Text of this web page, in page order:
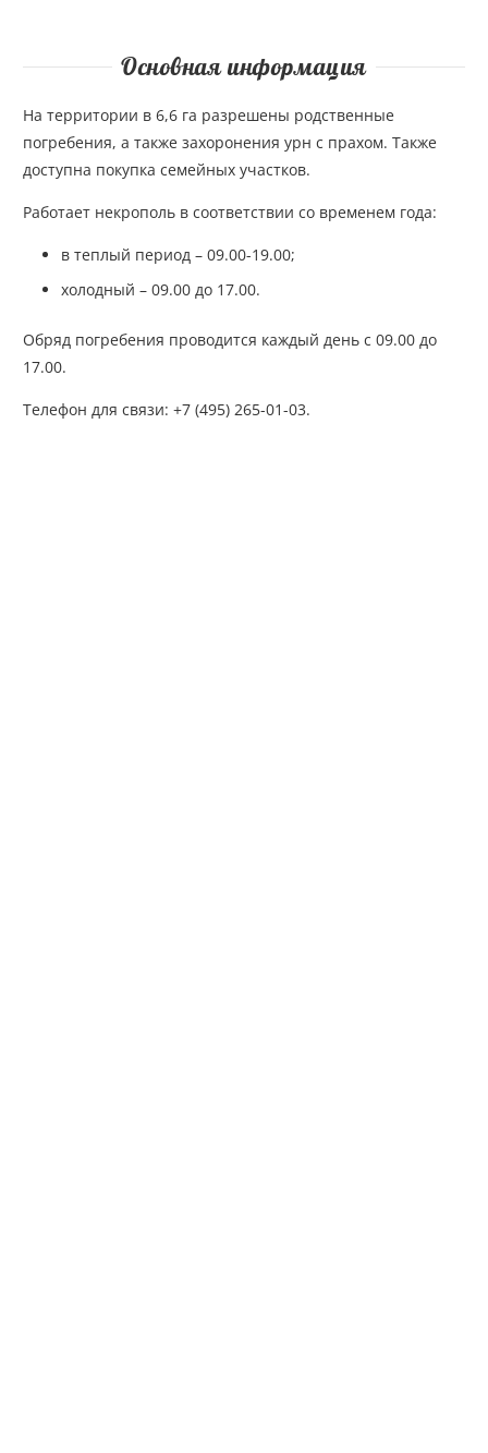
Основная информация
На территории в 6,6 га разрешены родственные
погребения, а также захоронения урн с прахом. Также
доступна покупка семейных участков.
Работает некрополь в соответствии со временем года:
в теплый период – 09.00-19.00;
холодный – 09.00 до 17.00.
Обряд погребения проводится каждый день с 09.00 до
17.00.
Телефон для связи: +7 (495) 265-01-03.